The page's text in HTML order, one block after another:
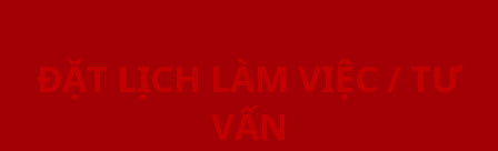
ĐẶT LỊCH LÀM VIỆC / TƯ
VẤN